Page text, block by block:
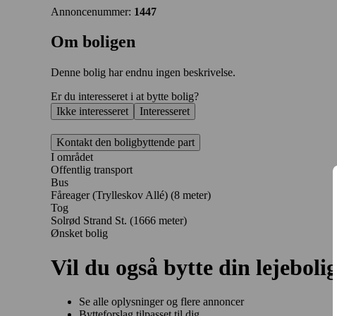
Annoncenummer: 1447
Om boligen
Denne bolig har endnu ingen beskrivelse.
Er du interesseret i at bytte bolig?
Ikke interesseret
Interesseret
Kontakt den boligbyttende part
I området
Offentlig transport
Bus
Fåreager (Trylleskov Allé) (8 meter)
Tog
Solrød Strand St. (1666 meter)
Ønsket bolig
Vil du også bytte din lejebolig?
Se alle oplysninger og flere annoncer